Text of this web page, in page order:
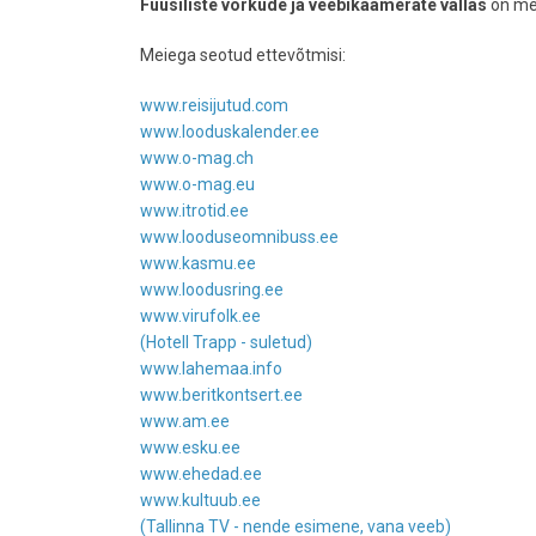
Füüsiliste võrkude ja veebikaamerate vallas on
Meiega seotud ettevõtmisi:
www.reisijutud.com
www.looduskalender.ee
www.o-mag.ch
www.o-mag.eu
www.itrotid.ee
www.looduseomnibuss.ee
www.kasmu.ee
www.loodusring.ee
www.virufolk.ee
(Hotell Trapp - suletud)
www.lahemaa.info
www.beritkontsert.ee
www.am.ee
www.esku.ee
www.ehedad.ee
www.kultuub.ee
(Tallinna TV - nende esimene, vana veeb)